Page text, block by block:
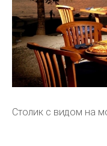
Столик с видом на